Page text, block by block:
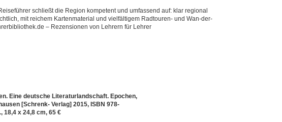
schließt die Region kompetent und umfassend auf: klar regional
mit reichem Kartenmaterial und vielfältigem Radtouren- und Wan-der-
– Rezensionen von Lehrern für Lehrer
Eine deutsche Literaturlandschaft. Epochen,
[Schrenk- Verlag] 2015, ISBN 978-
18,4 x 24,8 cm, 65 €